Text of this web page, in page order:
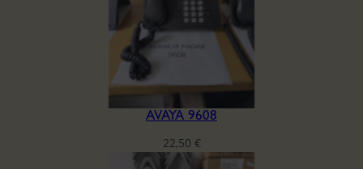
AVAYA 9608
22,50 €